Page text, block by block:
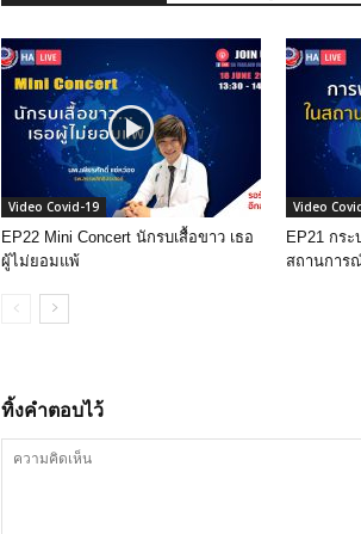
Video Covid-19
EP22 Mini Concert นักรบเสื้อขาว เธอ
ผู้ไม่ยอมแพ้
Video
EP21 กร
สถานการ
ทิ้งคำตอบไว้